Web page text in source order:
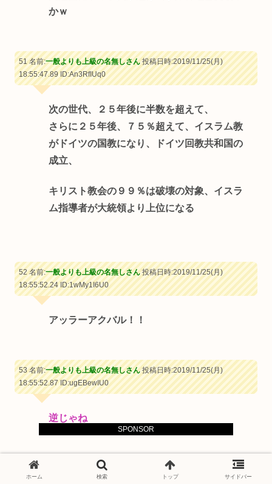
SPONSOR
かｗ
51 名前:一般よりも上級の名無しさん投稿日時:2019/11/25(月)
18:55:47.89ID:An3RfIUq0
次の世代、２５年後に半数を超えて、
さらに２５年後、７５％超えて、イスラム教
がドイツの国教になり、ドイツ回教共和国の
成立、
キリスト教会の９９％は破壊の対象、イスラ
ム指導者が大統領より上位になる
52 名前:一般よりも上級の名無しさん投稿日時:2019/11/25(月)
18:55:52.24ID:1wMy1I6U0
アッラーアクバル！！
53 名前:一般よりも上級の名無しさん投稿日時:2019/11/25(月)
18:55:52.87ID:ugEBewIU0
逆じゃね
54 名前: 一般よりも上級の名無しさん
投稿日時:2019/11/25(月)
18:56:01.91
ID:hEURGOgz0
ホーム 検索 トップ サイドバー